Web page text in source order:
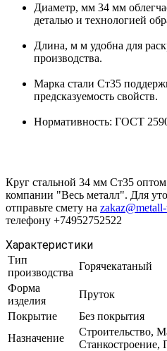
Диаметр, мм 34 мм
деталью и технологией
Длина, м м удобна для
производства.
Марка стали Ст35
предсказуемость свойств.
Нормативность: ГОСТ
Круг стальной 34 мм Ст35
компании "Весь металл". Для
отправьте смету на
телефону +74952752522
Характеристики
Тип
производства
Горячекатаный
Форма
изделия
Пруток
Покрытие
Без покрытия
Назначение
Строительство,